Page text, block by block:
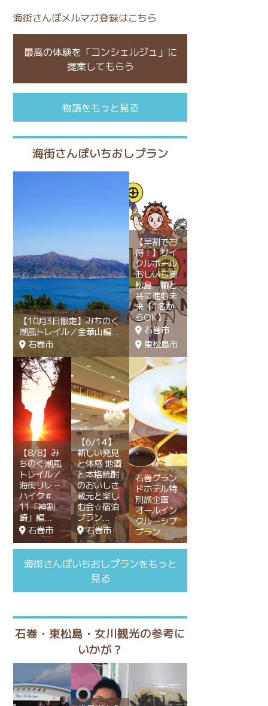
海街さんぽメルマガ登録はこちら
最高の体験を「コンシェルジュ」に
提案してもらう
物語をもっと見る
海街さんぽいちおしプラン
【10月3日限定】みちのく
潮風トレイル／金華山編
石巻市
【早割でお
得！】サイ
クルボール
おしいち奥
松島 輪と
共に進む未
来【1名か
らOK】
石巻市
東松島市
【8/8】み
ちのく潮風
トレイル／
海街リレー
ハイク＃
11「神割
崎」編
石巻市
【6/14】
新しい発見
と体感 地酒
と本格焼酎
のおいしさ
蔵元と楽し
む会☆宿泊
プラン
石巻市
石巻グラン
ドホテル特
別旅企画
オールイン
クルーシブ
プラン
海街さんぽいちおしプランをもっと
見る
石巻・東松島・女川観光の参考に
いかが？